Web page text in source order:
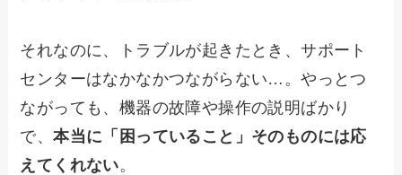
それなのに、トラブルが起きたとき、サポート
センターはなかなかつながらない…。やっとつ
ながっても、機器の故障や操作の説明ばかり
で、本当に「困っていること」そのものには応
えてくれない。